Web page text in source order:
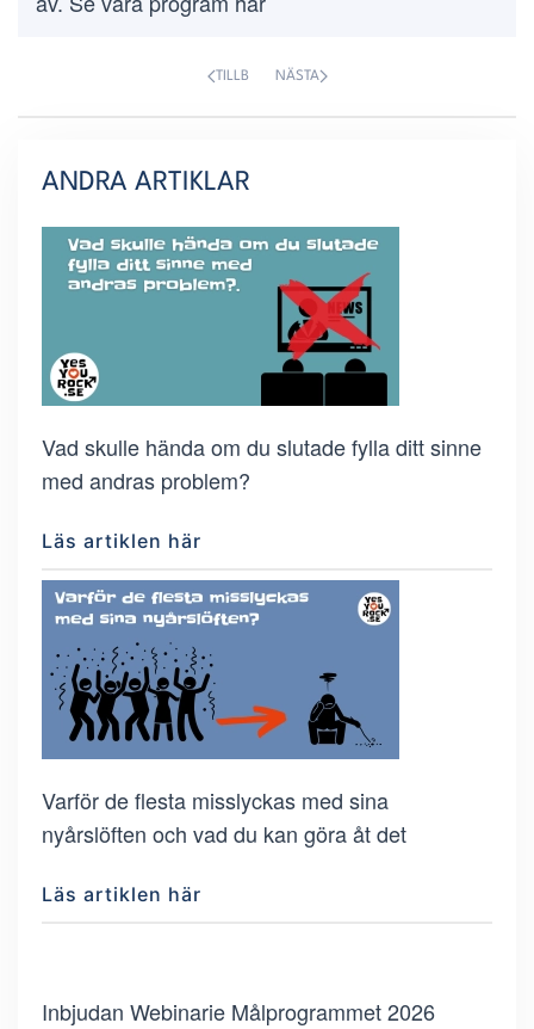
TILLB NÄSTA
ANDRA ARTIKLAR
Vad skulle hända om du slutade fylla ditt sinne
med andras problem?
Läs artiklen här
Varför de flesta misslyckas med sina
nyårslöften och vad du kan göra åt det
Läs artiklen här
Inbjudan Webinarie Målprogrammet 2026